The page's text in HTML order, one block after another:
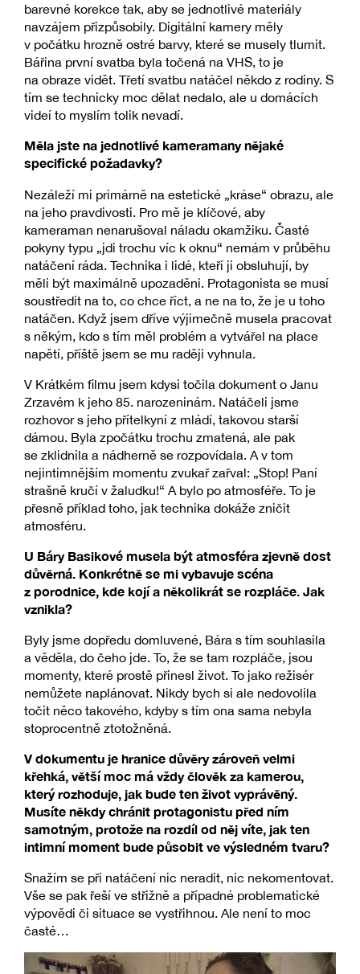
barevné korekce tak, aby se jednotlivé materiály
navzájem přizpůsobily. Digitální kamery měly
v počátku hrozně ostré barvy, které se musely tlumit.
Bářina první svatba byla točená na VHS, to je
na obraze vidět. Třetí svatbu natáčel někdo z rodiny. S
tím se technicky moc dělat nedalo, ale u domácích
videí to myslím tolik nevadí.
Měla jste na jednotlivé kameramany nějaké
specifické požadavky?
Nezáleží mi primárně na estetické „kráse“ obrazu, ale
na jeho pravdivosti. Pro mě je klíčové, aby
kameraman nenarušoval náladu okamžiku. Časté
pokyny typu „jdi trochu víc k oknu“ nemám v průběhu
natáčení ráda. Technika i lidé, kteří ji obsluhují, by
měli být maximálně upozaděni. Protagonista se musí
soustředit na to, co chce říct, a ne na to, že je u toho
natáčen. Když jsem dříve výjimečně musela pracovat
s někým, kdo s tím měl problém a vytvářel na place
napětí, příště jsem se mu raději vyhnula.
V Krátkém filmu jsem kdysi točila dokument o Janu
Zrzavém k jeho 85. narozeninám. Natáčeli jsme
rozhovor s jeho přítelkyní z mládí, takovou starší
dámou. Byla zpočátku trochu zmatená, ale pak
se zklidnila a nádherně se rozpovídala. A v tom
nejintimnějším momentu zvukař zařval: „Stop! Paní
strašně kručí v žaludku!“ A bylo po atmosféře. To je
přesně příklad toho, jak technika dokáže zničit
atmosféru.
U Báry Basikové musela být atmosféra zjevně dost
důvěrná. Konkrétně se mi vybavuje scéna
z porodnice, kde kojí a několikrát se rozpláče. Jak
vznikla?
Byly jsme dopředu domluvené, Bára s tím souhlasila
a věděla, do čeho jde. To, že se tam rozpláče, jsou
momenty, které prostě přinesl život. To jako režisér
nemůžete naplánovat. Nikdy bych si ale nedovolila
točit něco takového, kdyby s tím ona sama nebyla
stoprocentně ztotožněná.
V dokumentu je hranice důvěry zároveň velmi
křehká, větší moc má vždy člověk za kamerou,
který rozhoduje, jak bude ten život vyprávěný.
Musíte někdy chránit protagonistu před ním
samotným, protože na rozdíl od něj víte, jak ten
intimní moment bude působit ve výsledném tvaru?
Snažím se při natáčení nic neradit, nic nekomentovat.
Vše se pak řeší ve střižně a případné problematické
výpovědi či situace se vystřihnou. Ale není to moc
časté…